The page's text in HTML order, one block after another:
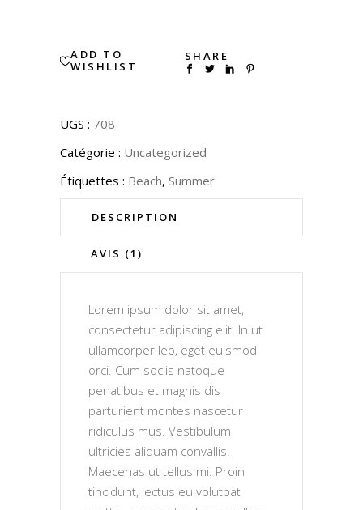
ADD TO
WISHLIST
SHARE
UGS : 708
Catégorie : Uncategorized
Étiquettes : Beach, Summer
DESCRIPTION
AVIS (1)
Lorem ipsum dolor sit amet,
consectetur adipiscing elit. In ut
ullamcorper leo, eget euismod
orci. Cum sociis natoque
penatibus et magnis dis
parturient montes nascetur
ridiculus mus. Vestibulum
ultricies aliquam convallis.
Maecenas ut tellus mi. Proin
tincidunt, lectus eu volutpat